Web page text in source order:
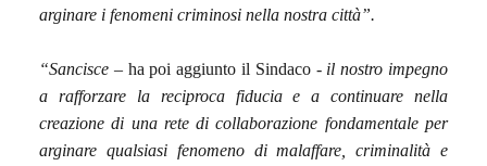
arginare i fenomeni criminosi nella nostra città”.
“Sancisce – ha poi aggiunto il Sindaco - il nostro impegno
a rafforzare la reciproca fiducia e a continuare nella
creazione di una rete di collaborazione fondamentale per
arginare qualsiasi fenomeno di malaffare, criminalità e